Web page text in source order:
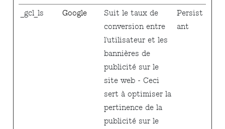
_gcl_ls Google
Suit le taux de
conversion entre
l'utilisateur et les
bannières de
publicité sur le
site web - Ceci
sert à optimiser la
pertinence de la
publicité sur le
Persist
ant